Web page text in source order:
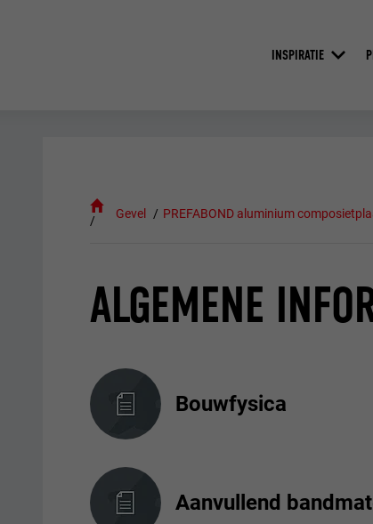
INSPIRATIE
Gevel PREFABOND aluminium
ALGEMENE
Bouwfysica
Aanvullend